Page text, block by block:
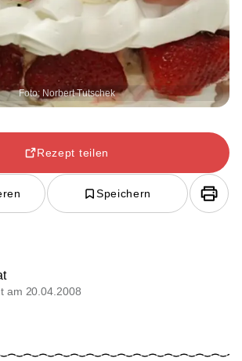
Foto: Norbert Tutschek
Rezept teilen
Speichern
am 20.04.2008